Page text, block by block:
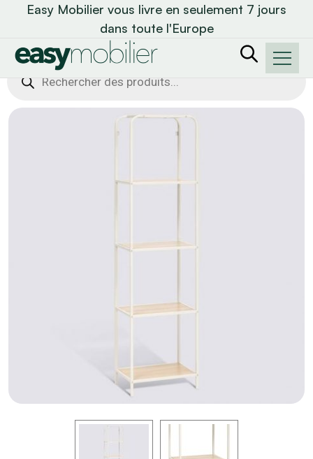
Easy Mobilier vous livre en seulement 7 jours
dans toute l'Europe
Recherche
de